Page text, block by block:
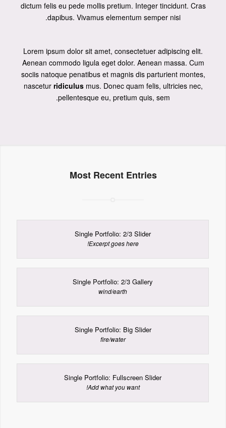
dictum felis eu pede mollis pretium. Integer tincidunt. Cras
dapibus. Vivamus elementum semper nisi.
Lorem ipsum dolor sit amet, consectetuer adipiscing elit.
Aenean commodo ligula eget dolor. Aenean massa. Cum
sociis natoque penatibus et magnis dis parturient montes,
nascetur ridiculusmus. Donec quam felis, ultricies nec,
pellentesque eu, pretium quis, sem.
Most Recent Entries
Single Portfolio: 2/3 Slider
Excerpt goes here!
Single Portfolio: 2/3 Gallery
wind/earth
Single Portfolio: Big Slider
fire/water
Single Portfolio: Fullscreen Slider
Add what you want!